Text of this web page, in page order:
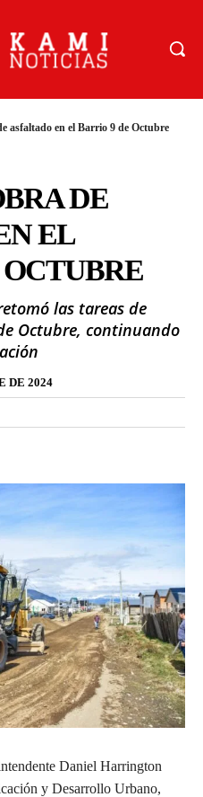
asfaltado en el Barrio 9 de Octubre
DE
EL
las tareas de
Octubre, continuando
DE 2024
Daniel Harrington
y Desarrollo Urbano,